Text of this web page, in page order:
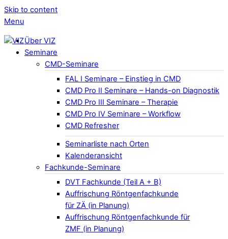
Skip to content
Menu
Über VIZ
Seminare
CMD-Seminare
FAL I Seminare – Einstieg in CMD
CMD Pro II Seminare – Hands-on Diagnostik
CMD Pro III Seminare – Therapie
CMD Pro IV Seminare – Workflow
CMD Refresher
Seminarliste nach Orten
Kalenderansicht
Fachkunde-Seminare
DVT Fachkunde (Teil A + B)
Auffrischung Röntgenfachkunde
für ZÄ (in Planung)
Auffrischung Röntgenfachkunde für
ZMF (in Planung)